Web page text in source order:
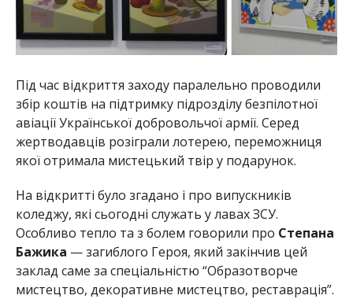
Під час відкриття заходу паралельно проводили
збір коштів на підтримку підрозділу безпілотної
авіації Української добровольчої армії. Серед
жертводавців розіграли лотерею, переможниця
якої отримала мистецький твір у подарунок.
На відкритті було згадано і про випускників
коледжу, які сьогодні служать у лавах ЗСУ.
Особливо тепло та з болем говорили про Степана
Бажика — загиблого Героя, який закінчив цей
заклад саме за спеціальністю “Образотворче
мистецтво, декоративне мистецтво, реставрація”.